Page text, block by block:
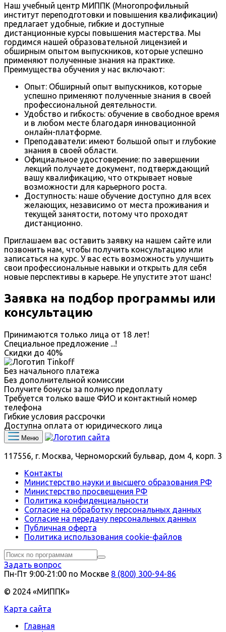
Наш учебный центр МИППК (Многопрофильный
институт переподготовки и повышения квалификации)
предлагает удобные, гибкие и доступные
дистанционные курсы повышения мастерства. Мы
гордимся нашей образовательной лицензией и
обширным опытом выпускников, которые успешно
применяют полученные знания на практике.
Преимущества обучения у нас включают:
Опыт: Обширный опыт выпускников, которые
успешно применяют полученные знания в своей
профессиональной деятельности.
Удобство и гибкость: обучение в свободное время
и в любом месте благодаря инновационной
онлайн-платформе.
Преподаватели: имеют большой опыт и глубокие
знания в своей области.
Официальное удостоверение: по завершении
лекций получаете документ, подтверждающий
вашу квалификацию, что открывает новые
возможности для карьерного роста.
Доступность: наше обучение доступно для всех
желающих, независимо от места проживания и
текущей занятости, потому что проходят
дистанционно.
Приглашаем вас оставить заявку на нашем сайте или
позвонить нам, чтобы получить консультацию или
записаться на курс. У вас есть возможность улучшить
свои профессиональные навыки и открыть для себя
новые перспективы в карьере. Не упустите этот шанс!
Заявка на подбор программы или
консультацию
Принимаются только лица от 18 лет!
Специальное предложение
!
Скидки до 40%
Без начального платежа
Без дополнительной комиссии
Получите бонусы за полную предоплату
Требуется только ваше ФИО и контактный номер
телефона
Гибкие условия рассрочки
Доступна оплата от юридического лица
Меню
117556, г. Москва, Черноморский бульвар, дом 4, корп. 3
Контакты
Министерство науки и высшего образования РФ
Министерство просвещения РФ
Политика конфиденциальности
Согласие на обработку персональных данных
Согласие на передачу персональных данных
Публичная оферта
Политика использования сookie-файлов
Задать вопрос
Пн-Пт 9:00‑21:00 по Москве 8 (800) 300-94-86
© 2024 «МИППК»
Карта сайта
Главная